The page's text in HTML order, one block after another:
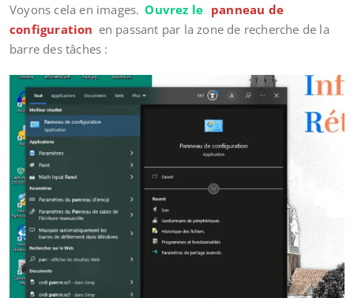
Voyons cela en images. Ouvrez le panneau de
configuration en passant par la zone de recherche de la
barre des tâches :